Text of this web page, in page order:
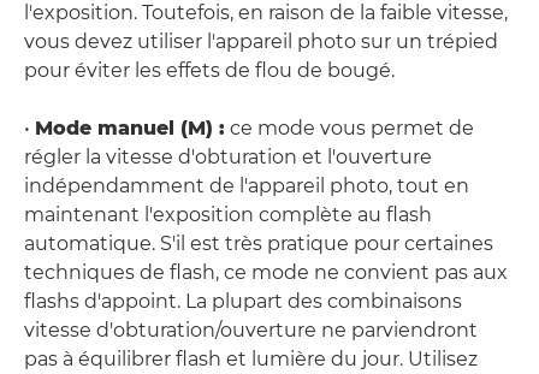
l'exposition. Toutefois, en raison de la faible vitesse,
vous devez utiliser l'appareil photo sur un trépied
pour éviter les effets de flou de bougé.
• Mode manuel (M) : ce mode vous permet de
régler la vitesse d'obturation et l'ouverture
indépendamment de l'appareil photo, tout en
maintenant l'exposition complète au flash
automatique. S'il est très pratique pour certaines
techniques de flash, ce mode ne convient pas aux
flashs d'appoint. La plupart des combinaisons
vitesse d'obturation/ouverture ne parviendront
pas à équilibrer flash et lumière du jour. Utilisez